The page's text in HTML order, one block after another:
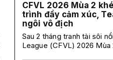
CFVL 2026 Mùa 2
trình đầy cảm xúc,
ngôi vô địch
Sau 2 tháng tranh tài sôi
League (CFVL) 2026 Mùa